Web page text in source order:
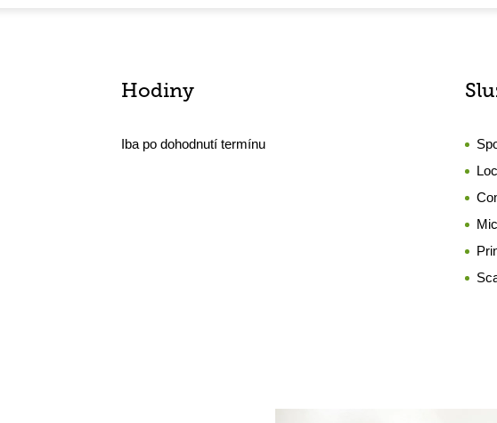
Hodiny
Iba po dohodnutí termínu